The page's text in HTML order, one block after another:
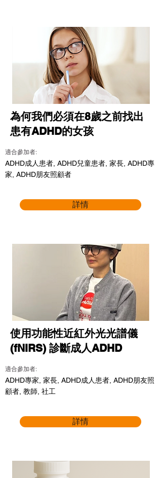
為何我們必須在8歲之前找出
患有ADHD的女孩
適合參加者:
ADHD成人患者, ADHD兒童患者, 家長, ADHD專
家, ADHD朋友照顧者
詳情
使用功能性近紅外光光譜儀
(fNIRS) 診斷成人ADHD
適合參加者:
ADHD專家, 家長, ADHD成人患者, ADHD朋友照
顧者, 教師, 社工
詳情